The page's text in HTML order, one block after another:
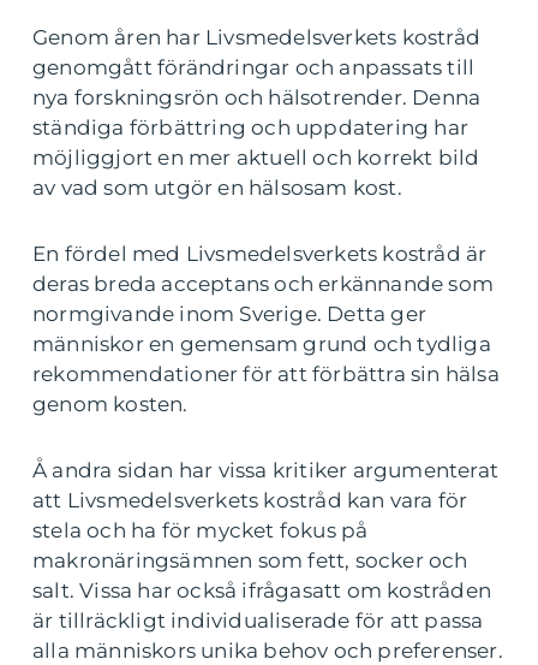
Genom åren har Livsmedelsverkets kostråd
genomgått förändringar och anpassats till
nya forskningsrön och hälsotrender. Denna
ständiga förbättring och uppdatering har
möjliggjort en mer aktuell och korrekt bild
av vad som utgör en hälsosam kost.
En fördel med Livsmedelsverkets kostråd är
deras breda acceptans och erkännande som
normgivande inom Sverige. Detta ger
människor en gemensam grund och tydliga
rekommendationer för att förbättra sin hälsa
genom kosten.
Å andra sidan har vissa kritiker argumenterat
att Livsmedelsverkets kostråd kan vara för
stela och ha för mycket fokus på
makronäringsämnen som fett, socker och
salt. Vissa har också ifrågasatt om kostråden
är tillräckligt individualiserade för att passa
alla människors unika behov och preferenser.